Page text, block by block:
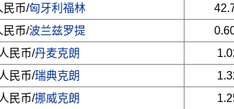
民币/匈牙利福林
民币/波兰兹罗提
人民币/丹麦克朗
人民币/瑞典克朗
人民币/挪威克朗